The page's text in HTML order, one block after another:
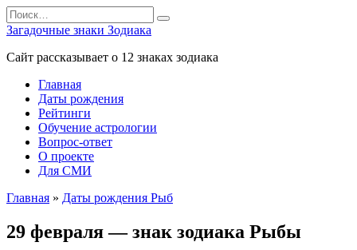
Перейти
к
содержанию
Search
for:
Загадочные знаки Зодиака
Сайт рассказывает о 12 знаках зодиака
Главная
Даты рождения
Рейтинги
Обучение астрологии
Вопрос-ответ
О проекте
Для СМИ
Главная » Даты рождения Рыб
29 февраля — знак зодиака Рыбы